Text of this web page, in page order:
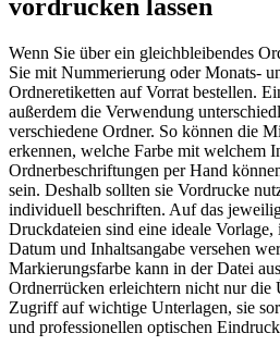
vordrucken lassen
Wenn Sie über ein gleichbleibendes
Sie mit Nummerierung oder Monats-
Ordneretiketten auf Vorrat bestellen.
außerdem die Verwendung
verschiedene Ordner. So können die
erkennen, welche Farbe mit welchem
Ordnerbeschriftungen per Hand
sein. Deshalb sollten sie Vordrucke
individuell beschriften. Auf das
Druckdateien sind eine ideale
Datum und Inhaltsangabe versehen
Markierungsfarbe kann in der Datei
Ordnerrücken erleichtern nicht nur die
Zugriff auf wichtige Unterlagen, sie
und professionellen optischen